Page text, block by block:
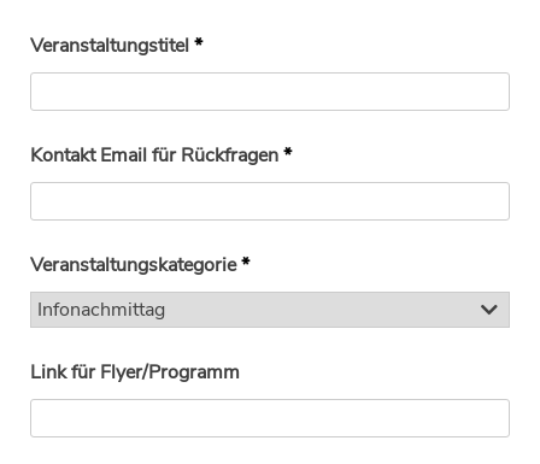
Veranstaltungstitel*
Kontakt Email für Rückfragen*
Veranstaltungskategorie*
Link für Flyer/Programm